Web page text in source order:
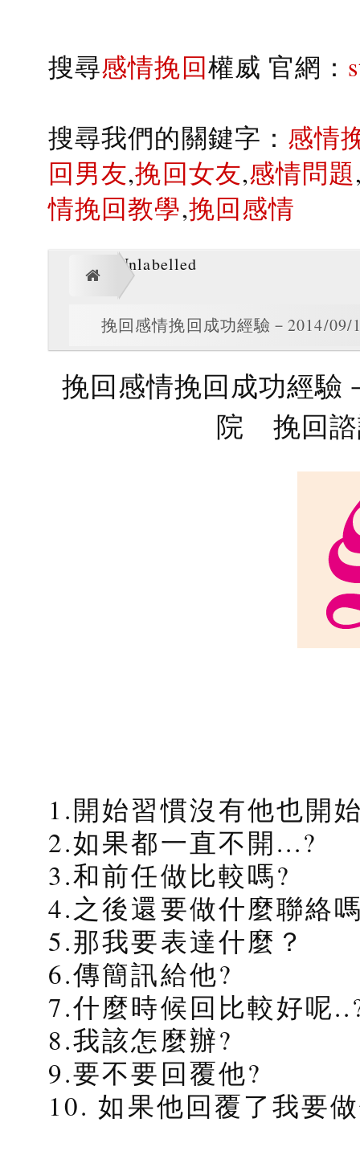
搜尋感情挽回權威 官網：
搜尋我們的關鍵字： 感情
回男友,挽回女友,感情問題
情挽回教學,挽回感情
Unlabelled
挽回感情挽回成功經驗－2014/
挽回感情挽回成功經驗
院 挽回諮
1.開始習慣沒有他也開
2.如果都一直不開...?
3.和前任做比較嗎?
4.之後還要做什麼聯絡
5.那我要表達什麼？
6.傳簡訊給他?
7.什麼時候回比較好呢
8.我該怎麼辦?
9.要不要回覆他?
10. 如果他回覆了我要